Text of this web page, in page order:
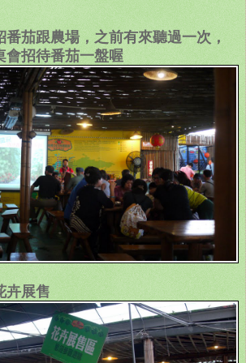
茄跟農場，之前有來聽過一次，
會招待番茄一盤喔
卉展售